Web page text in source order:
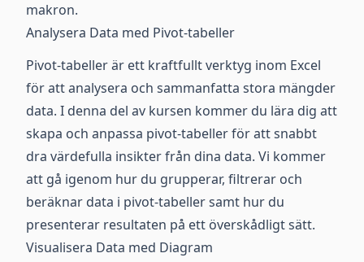
makron.
Analysera Data med Pivot-tabeller
Pivot-tabeller är ett kraftfullt verktyg inom Excel
för att analysera och sammanfatta stora mängder
data. I denna del av kursen kommer du lära dig att
skapa och anpassa pivot-tabeller för att snabbt
dra värdefulla insikter från dina data. Vi kommer
att gå igenom hur du grupperar, filtrerar och
beräknar data i pivot-tabeller samt hur du
presenterar resultaten på ett överskådligt sätt.
Visualisera Data med Diagram